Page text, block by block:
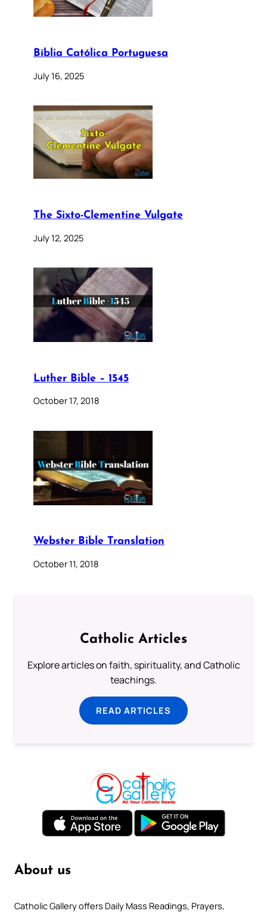
Bíblia Católica Portuguesa
July 16, 2025
The Sixto-Clementine Vulgate
July 12, 2025
Luther Bible – 1545
October 17, 2018
Webster Bible Translation
October 11, 2018
Catholic Articles
Explore articles on faith, spirituality, and Catholic
teachings.
READ ARTICLES
About us
Catholic Gallery offers Daily Mass Readings, Prayers,